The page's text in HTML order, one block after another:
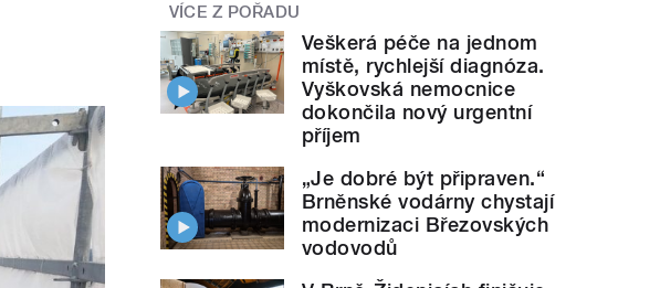
VÍCE Z POŘADU
Veškerá péče na jednom
místě, rychlejší diagnóza.
Vyškovská nemocnice
dokončila nový urgentní
příjem
„Je dobré být připraven.“
Brněnské vodárny chystají
modernizaci Březovských
vodovodů